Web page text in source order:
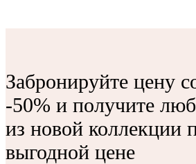
Забронируйте цену
-50% и получите
из новой коллекции
выгодной цене